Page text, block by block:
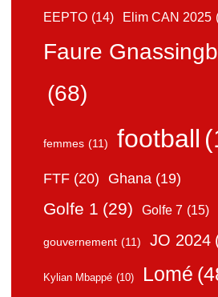
EEPTO (14) Elim CAN 2025
Faure
(68)
femmes (11) football
FTF (20) Ghana (19)
Golfe 1 (29) Golfe 7 (15)
gouvernement (11) JO 2024
Kylian Mbappé (10) Lomé